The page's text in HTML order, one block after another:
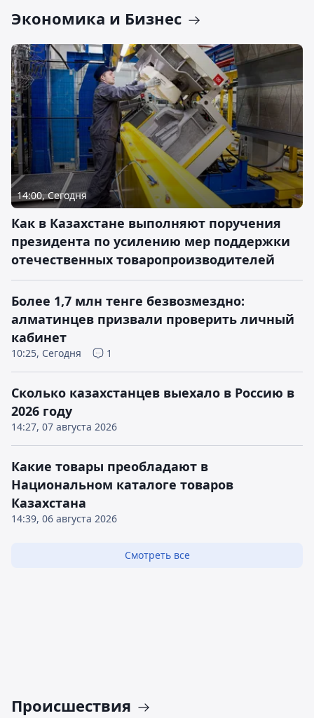
Экономика и Бизнес
14:00, Сегодня
Как в Казахстане выполняют поручения
президента по усилению мер поддержки
отечественных товаропроизводителей
Более 1,7 млн тенге безвозмездно:
алматинцев призвали проверить личный
кабинет
10:25, Сегодня 1
Сколько казахстанцев выехало в Россию в
2026 году
14:27, 07 августа 2026
Какие товары преобладают в
Национальном каталоге товаров
Казахстана
14:39, 06 августа 2026
Смотреть все
Происшествия